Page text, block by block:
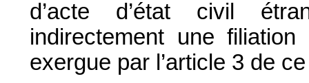
d’acte d’état civil
indirectement une
exergue par l’article 3 de